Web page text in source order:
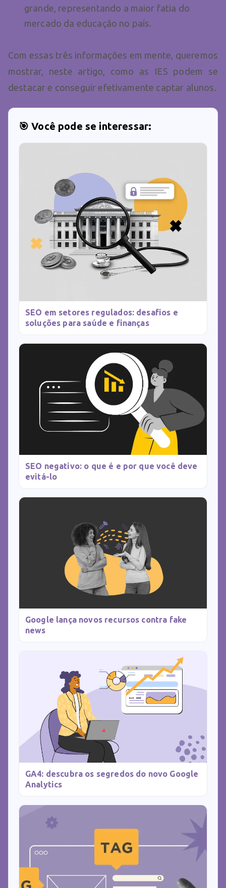
grande, representando a maior fatia do
mercado da educação no país.
Com essas três informações em mente, queremos
mostrar, neste artigo, como as IES podem se
destacar e conseguir efetivamente captar alunos.
🎯 Você pode se interessar:
SEO em setores regulados: desafios e
soluções para saúde e finanças
SEO negativo: o que é e por que você deve
evitá-lo
Google lança novos recursos contra fake
news
GA4: descubra os segredos do novo Google
Analytics